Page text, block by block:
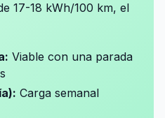
17-18 kWh/100 km, el
Viable con una parada
Carga semanal